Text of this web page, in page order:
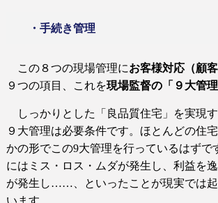
・手続き管理
この８つの現場管理にお客様対応（顧客
９つの項目、これを現場監督の「９大管理
しっかりとした「良品質住宅」を実現
９大管理は必要条件です。ほとんどの住
かの形でこの9大管理を行っているはずで
にはミス・ロス・ムダが発生し、利益を
が発生し……、といったことが現実では
います。